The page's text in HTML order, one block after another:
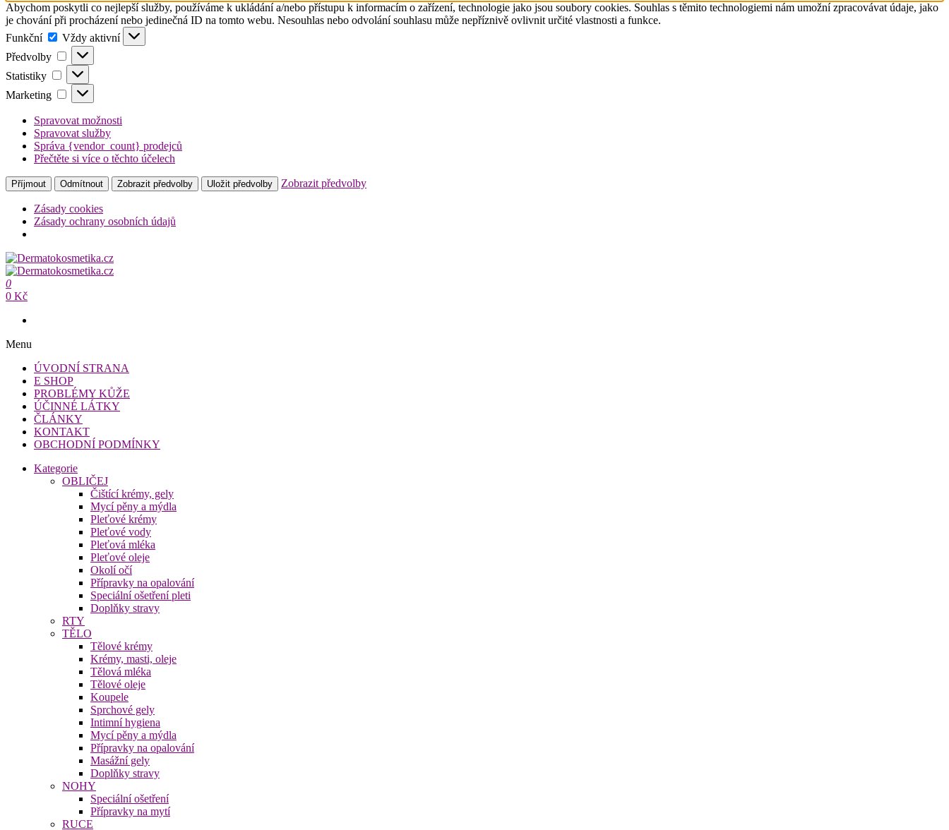
Abychom poskytli co nejlepší služby, používáme k ukládání a/nebo přístupu k informacím o zařízení, technologie jako jsou soubory cookies. Souhlas s těmito technologiemi nám umožní zpracovávat údaje, jako
je chování při procházení nebo jedinečná ID na tomto webu. Nesouhlas nebo odvolání souhlasu může nepříznivě ovlivnit určité vlastnosti a funkce.
Funkční
Funkční
Vždy aktivní
Předvolby
Předvolby
Statistiky Statistiky
Marketing Marketing
Spravovat možnosti
Spravovat služby
Správa {vendor_count} prodejců
Přečtěte si více o těchto účelech
Příjmout Odmítnout Zobrazit předvolby Uložit předvolby Zobrazit předvolby
Zásady cookies
Zásady ochrany osobních údajů
Přeskočit
na
obsah
Dermatokosmetika.cz
Dermatokosmetika.cz
0
0 Kč
Menu
ÚVODNÍ STRANA
E SHOP
PROBLÉMY KŮŽE
ÚČINNÉ LÁTKY
ČLÁNKY
KONTAKT
OBCHODNÍ PODMÍNKY
Kategorie
OBLIČEJ
Čištící krémy, gely
Mycí pěny a mýdla
Pleťové krémy
Pleťové vody
Pleťová mléka
Pleťové oleje
Okolí očí
Přípravky na opalování
Speciální ošetření pleti
Doplňky stravy
RTY
TĚLO
Tělové krémy
Krémy, masti, oleje
Tělová mléka
Tělové oleje
Koupele
Sprchové gely
Intimní hygiena
Mycí pěny a mýdla
Přípravky na opalování
Masážní gely
Doplňky stravy
NOHY
Speciální ošetření
Přípravky na mytí
RUCE